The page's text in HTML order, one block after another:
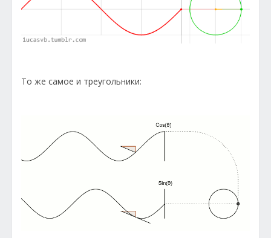
То же самое и треугольники: